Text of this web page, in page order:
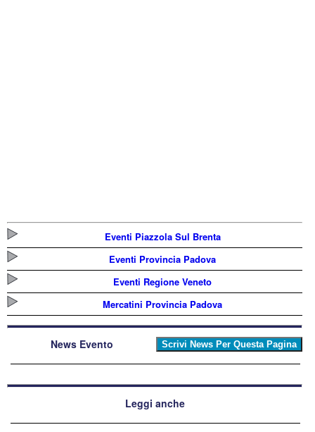
Eventi Piazzola Sul Brenta
Eventi Provincia Padova
Eventi Regione Veneto
Mercatini Provincia Padova
News Evento
Leggi anche